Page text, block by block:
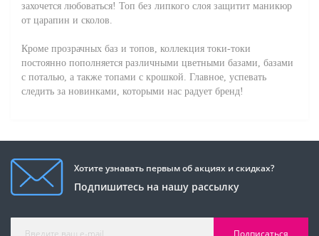
захочется любоваться! Топ без липкого слоя защитит маникюр
от царапин и сколов.
Кроме прозрачных баз и топов, коллекция токи-токи
постоянно пополняется различными цветными базами, базами
с поталью, а также топами с крошкой. Главное, успевать
следить за новинками, которыми нас радует бренд!
Хотите узнавать первым об акциях и скидках?
Подпишитесь на нашу рассылку
Подписаться